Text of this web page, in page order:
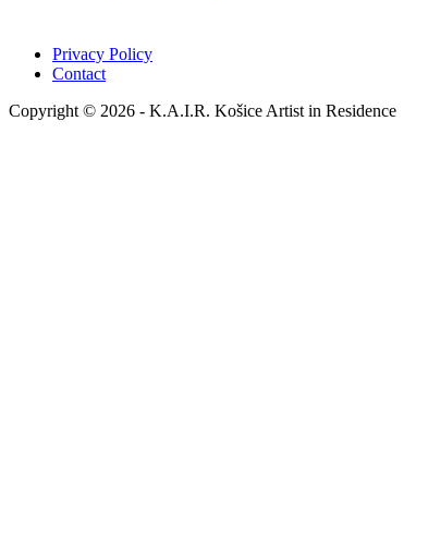
Privacy Policy
Contact
Copyright © 2026 - K.A.I.R. Košice Artist in Residence